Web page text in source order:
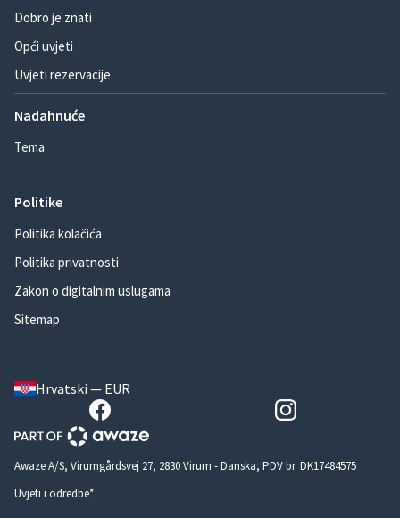
Dobro je znati
Opći uvjeti
Uvjeti rezervacije
Nadahnuće
Tema
Politike
Politika kolačića
Politika privatnosti
Zakon o digitalnim uslugama
Sitemap
Hrvatski — EUR
Awaze A/S, Virumgårdsvej 27, 2830 Virum - Danska, PDV br. DK17484575
Uvjeti i odredbe*